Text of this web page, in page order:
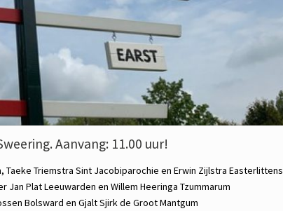
Aanvang: 11.00 uur!
Taeke Triemstra Sint Jacobiparochie en Erwin Zijlstra Easterlittens
Jan PlatLeeuwarden en Willem Heeringa Tzummarum
Bolsward en Gjalt Sjirk de GrootMantgum